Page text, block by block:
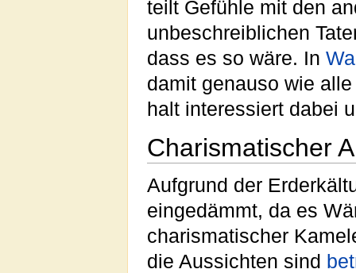
teilt Gefühle mit den
unbeschreiblichen
dass es so wäre. In
damit genauso wie
halt interessiert dabei
Charismatischer
Aufgrund der
eingedämmt, da es
charismatischer
die Aussichten sind